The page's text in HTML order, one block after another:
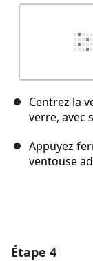
Centrez la
verre, avec
Appuyez
ventouse
Étape 4